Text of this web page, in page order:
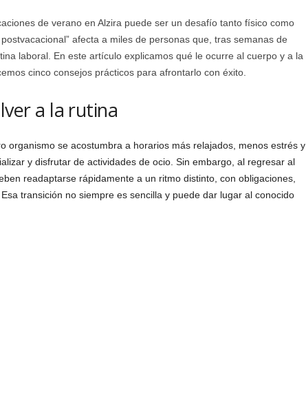
de verano en Alzira puede ser un desafío tanto físico como
afecta a miles de personas que, tras semanas de
laboral. En este artículo explicamos qué le ocurre al cuerpo y a la
cinco consejos prácticos para afrontarlo con éxito.
a la rutina
organismo se acostumbra a horarios más relajados, menos estrés y
y disfrutar de actividades de ocio. Sin embargo, al regresar al
readaptarse rápidamente a un ritmo distinto, con obligaciones,
transición no siempre es sencilla y puede dar lugar al conocido